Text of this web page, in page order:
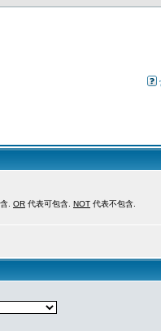
. OR 代表可包含. NOT 代表不包含.